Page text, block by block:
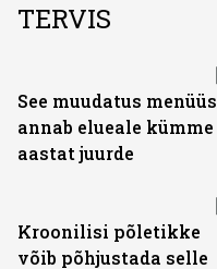
TERVIS
See muudatus menüüs
annab elueale kümme
aastat juurde
Kroonilisi põletikke
võib põhjustada selle